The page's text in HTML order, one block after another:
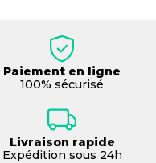
Paiement en ligne
100% sécurisé
Livraison rapide
Expédition sous 24h